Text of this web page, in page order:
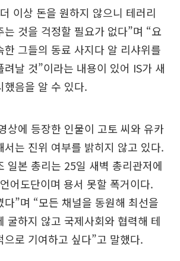
이상 돈을 원하지 않으니 테러리
는 것을 걱정할 필요가 없다”며 “요
한 그들의 동료 사지다 알 리샤위를
날 것”이라는 내용이 있어 IS가 새
했음을 알 수 있다.
상에 등장한 인물이 고토 씨와 유카
서는 진위 여부를 밝히지 않고 있다.
일본 총리는 25일 새벽 총리관저에
어도단이며 용서 못할 폭거이다.
다”며 “모든 채널을 동원해 최선을
굴하지 않고 국제사회와 협력해 테
으로 기여하고 싶다”고 말했다.